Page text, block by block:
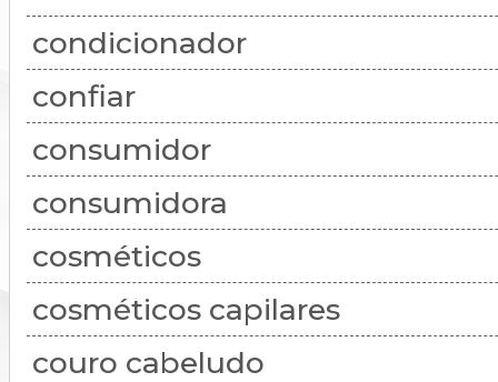
condicionador
confiar
consumidor
consumidora
cosméticos
cosméticos capilares
couro cabeludo